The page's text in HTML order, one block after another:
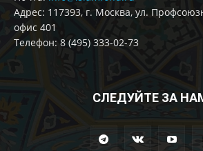
Адрес: 117393, г. Москва, ул.
офис 401
Телефон: 8 (495) 333-02-73
СЛЕДУЙТЕ ЗА